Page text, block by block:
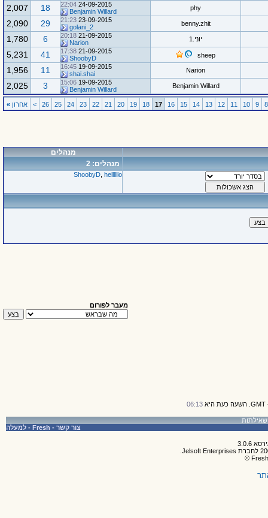
phy
24-09-2015
22:04
Benjamin Willard
18
2,007
benny.zhit
23-09-2015
21:23
golani_2
29
2,090
יוני.1 21-09-2015
20:18
Narion
6
1,780
sheep
21-09-2015
17:38
ShoobyD
41
5,231
Narion
19-09-2015
16:45
shai.shai
11
1,956
Benjamin Willard
19-09-2015
15:06
Benjamin Willard
3
2,025
8
9
10
11
12
13
14
15
16
17
18
19
20
21
22
23
24
25
26
> אחרון »
מנהלים
מנהלים: 2
ShoobyD hellllllo
מעבר לפורום
06:13
צור קשר -
Fresh
- למעלה